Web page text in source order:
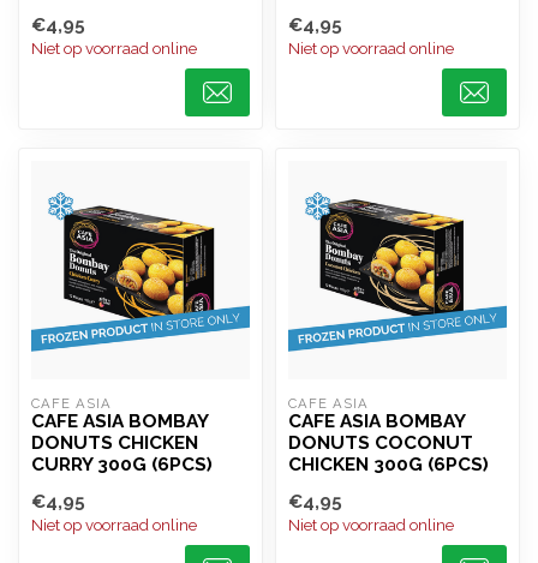
€4,95
Niet op voorraad online
€4,95
Niet op voorraad online
CAFE ASIA
CAFE ASIA BOMBAY
DONUTS CHICKEN
CURRY 300G (6PCS)
€4,95
Niet op voorraad online
CAFE ASIA
CAFE ASIA BOMBAY
DONUTS COCONUT
CHICKEN 300G (6PCS)
€4,95
Niet op voorraad online